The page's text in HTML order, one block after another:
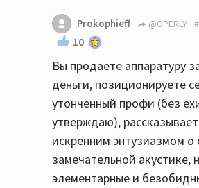
Prokophieff @OPERLY
10
Вы продаете аппаратуру
деньги, позиционируете
утонченный профи (без
утверждаю),
искренним энтузиазмом о
замечательной акустике,
элементарные и